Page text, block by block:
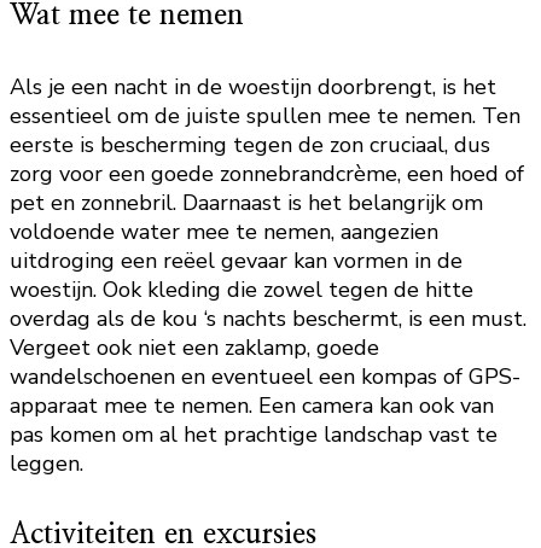
Wat mee te nemen
Als je een nacht in de woestijn doorbrengt, is het
essentieel om de juiste spullen mee te nemen. Ten
eerste is bescherming tegen de zon cruciaal, dus
zorg voor een goede zonnebrandcrème, een hoed of
pet en zonnebril. Daarnaast is het belangrijk om
voldoende water mee te nemen, aangezien
uitdroging een reëel gevaar kan vormen in de
woestijn. Ook kleding die zowel tegen de hitte
overdag als de kou ‘s nachts beschermt, is een must.
Vergeet ook niet een zaklamp, goede
wandelschoenen en eventueel een kompas of GPS-
apparaat mee te nemen. Een camera kan ook van
pas komen om al het prachtige landschap vast te
leggen.
Activiteiten en excursies